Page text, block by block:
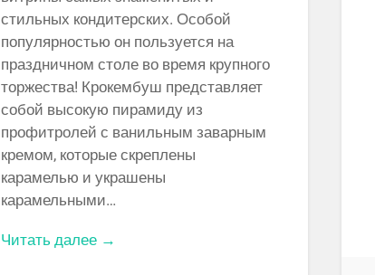
стильных кондитерских. Особой
популярностью он пользуется на
праздничном столе во время крупного
торжества! Крокембуш представляет
собой высокую пирамиду из
профитролей с ванильным заварным
кремом, которые скреплены
карамелью и украшены
карамельными…
Читать далее →